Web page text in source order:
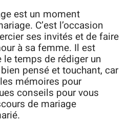
est un moment
C’est l’occasion
ses invités et de faire
à sa femme. Il est
temps de rédiger un
pensé et touchant, car
mémoires pour
conseils pour vous
de mariage